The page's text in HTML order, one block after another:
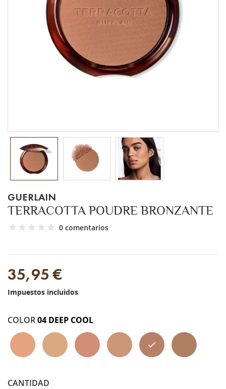
GUERLAIN
TERRACOTTA POUDRE BRONZANTE
0 comentarios
35,95 €
Impuestos incluidos
COLOR04 DEEP COOL
00
Light
Cool
01
Light
Warm
02
Medium
Cool
03
Medium
Warm
04
Deep
Cool
05
Deep
Warm
CANTIDAD